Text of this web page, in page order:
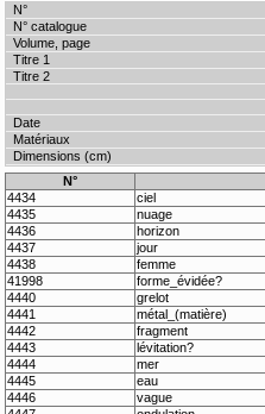
N°
4434
ciel
4435
nuage
4436
horizon
4437
jour
4438
femme
41998
forme_évidée?
4440
grelot
4441
métal_(matière)
4442
fragment
4443
lévitation?
4444
mer
4445
eau
4446
vague